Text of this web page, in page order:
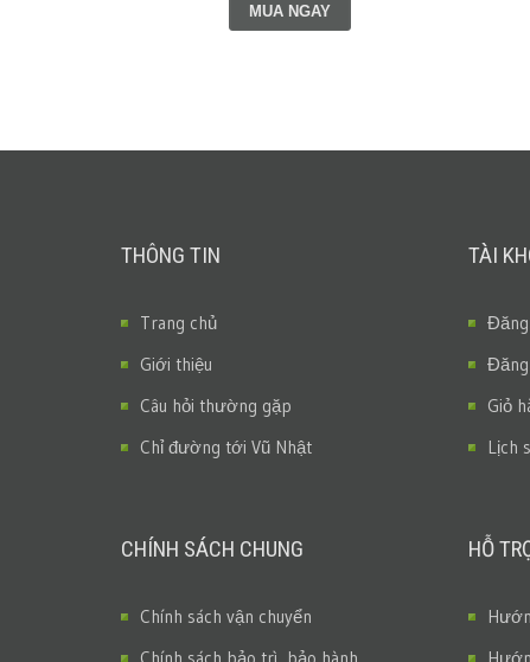
MUA NGAY
THÔNG TIN
Trang chủ
Giới thiệu
Câu hỏi thường gặp
Chỉ đường tới Vũ Nhật
CHÍNH SÁCH CHUNG
Chính sách vận chuyển
TÀI
Giỏ
Lịch
HỖ